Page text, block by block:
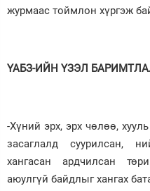
журмаас тоймлон хүргэж
ҮАБЗ-ИЙН ҮЗЭЛ
-Хүний эрх, эрх чөлөө,
засаглалд суурилсан,
хангасан ардчилсан
аюулгүй байдлыг хангах